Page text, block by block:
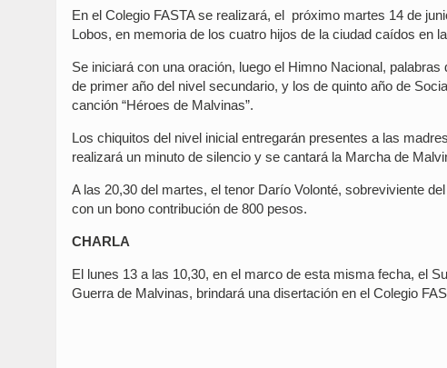
En el Colegio FASTA se realizará, el próximo martes 14 de
Lobos, en memoria de los cuatro hijos de la ciudad caídos en
Se iniciará con una oración, luego el Himno Nacional,
de primer año del nivel secundario, y los de quinto año de
canción “Héroes de Malvinas”.
Los chiquitos del nivel inicial entregarán presentes a las
realizará un minuto de silencio y se cantará la Marcha de
A las 20,30 del martes, el tenor Darío Volonté, sobreviviente
con un bono contribución de 800 pesos.
CHARLA
El lunes 13 a las 10,30, en el marco de esta misma fecha, el
Guerra de Malvinas, brindará una disertación en el Colegio